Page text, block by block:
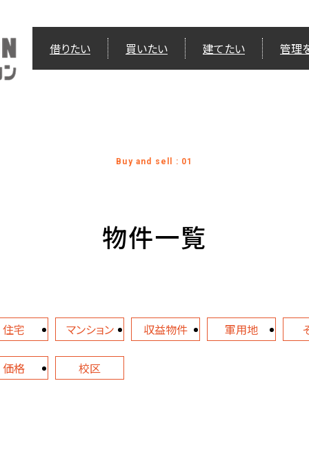
借りたい 買いたい 建てたい 管理
Buy and sell : 01
物件一覧
住宅 マンション 収益物件 軍用地
価格 校区